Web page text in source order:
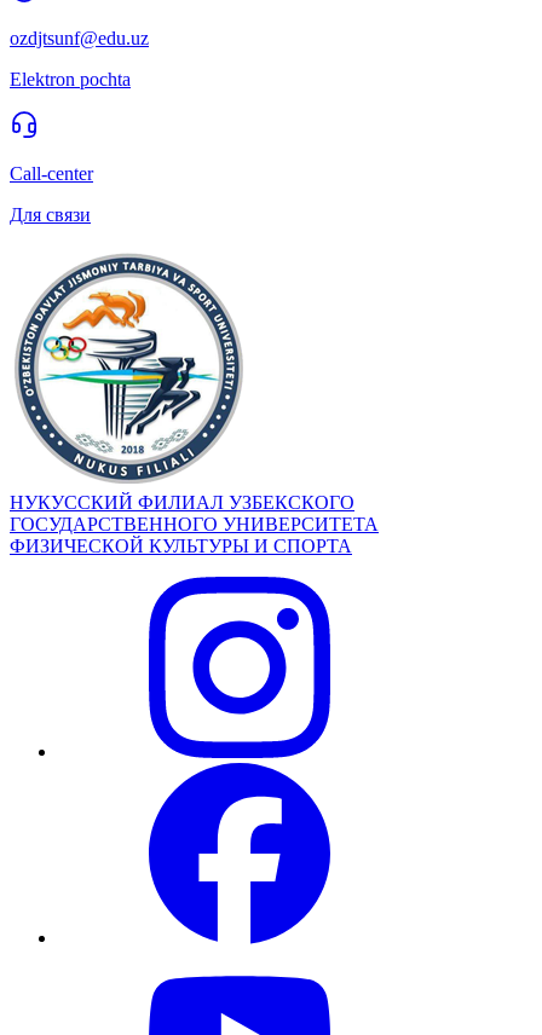
ozdjtsunf@edu.uz
Elektron pochta
Call-center
Для связи
НУКУССКИЙ ФИЛИАЛ УЗБЕКСКОГО
ГОСУДАРСТВЕННОГО УНИВЕРСИТЕТА
ФИЗИЧЕСКОЙ КУЛЬТУРЫ И СПОРТА